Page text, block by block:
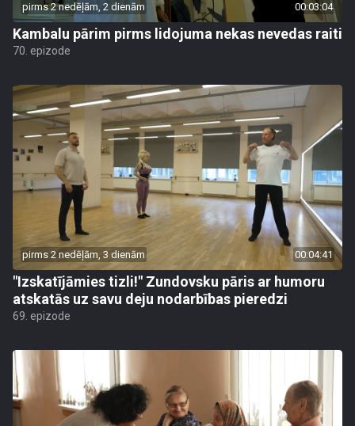
pirms 2 nedēļām, 2 dienām 00:03:04
Kambalu pārim pirms lidojuma nekas nevedas raiti
70. epizode
pirms 2 nedēļām, 3 dienām 00:04:41
"Izskatījāmies tizli!" Zundovsku pāris ar humoru
atskatās uz savu deju nodarbības pieredzi
69. epizode